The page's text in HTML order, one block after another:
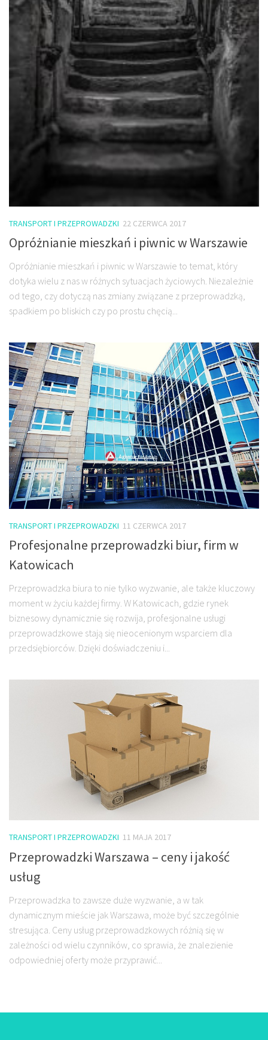
TRANSPORT I PRZEPROWADZKI 22 CZERWCA 2017
Opróżnianie mieszkań i piwnic w Warszawie
Opróżnianie mieszkań i piwnic w Warszawie to temat, który
dotyka wielu z nas w różnych sytuacjach życiowych. Niezależnie
od tego, czy dotyczą nas zmiany związane z przeprowadzką,
spadkiem po bliskich czy po prostu chęcią...
TRANSPORT I PRZEPROWADZKI 11 CZERWCA 2017
Profesjonalne przeprowadzki biur, firm w
Katowicach
Przeprowadzka biura to nie tylko wyzwanie, ale także kluczowy
moment w życiu każdej firmy. W Katowicach, gdzie rynek
biznesowy dynamicznie się rozwija, profesjonalne usługi
przeprowadzkowe stają się nieocenionym wsparciem dla
przedsiębiorców. Dzięki doświadczeniu i...
TRANSPORT I PRZEPROWADZKI 11 MAJA 2017
Przeprowadzki Warszawa – ceny i jakość
usług
Przeprowadzka to zawsze duże wyzwanie, a w tak
dynamicznym mieście jak Warszawa, może być szczególnie
stresująca. Ceny usług przeprowadzkowych różnią się w
zależności od wielu czynników, co sprawia, że znalezienie
odpowiedniej oferty może przyprawić...